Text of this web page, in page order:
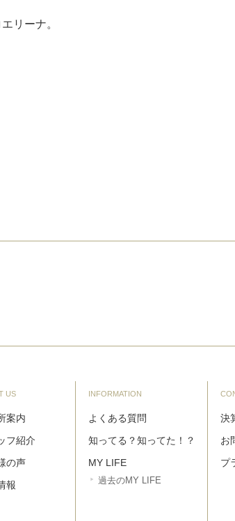
リーナ。
US
案内
フ紹介
の声
報
INFORMATION
よくある質問
知ってる？知ってた！？
MY LIFE
過去のMY LIFE
決
お
プ